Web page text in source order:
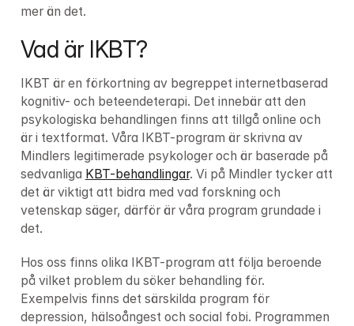
mer än det.
Vad är IKBT?
IKBT är en förkortning av begreppet internetbaserad
kognitiv- och beteendeterapi. Det innebär att den
psykologiska behandlingen finns att tillgå online och
är i textformat. Våra IKBT-program är skrivna av
Mindlers legitimerade psykologer och är baserade på
sedvanliga KBT-behandlingar. Vi på Mindler tycker att
det är viktigt att bidra med vad forskning och
vetenskap säger, därför är våra program grundade i
det.
Hos oss finns olika IKBT-program att följa beroende
på vilket problem du söker behandling för.
Exempelvis finns det särskilda program för
depression, hälsoångest och social fobi. Programmen